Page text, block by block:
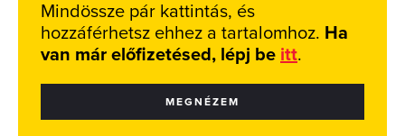
Mindössze pár kattintás, és
hozzáférhetsz ehhez a tartalomhoz. Ha
van már előfizetésed, lépj be itt.
MEGNÉZEM